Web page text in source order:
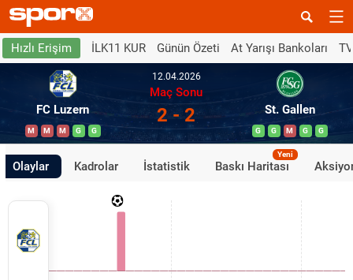
Hızlı Erişim İLK11 KUR Günün Özeti At Yarışı Bankoları
FC Luzern
M M M G G
12.04.2026
Maç Sonu
2 - 2 St. Gallen
G G M G G
Olaylar Kadrolar İstatistik Baskı Haritası
Yeni